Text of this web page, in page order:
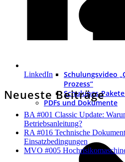
Schulungsvideo
Prozess“
Schulungs-
PDFs und Dokumente
LinkedIn
Neueste Beiträge
BA #001 Classic Update:
Betriebsanleitung?
RA #016 Technische
Einsatzbedingungen
MVO #005